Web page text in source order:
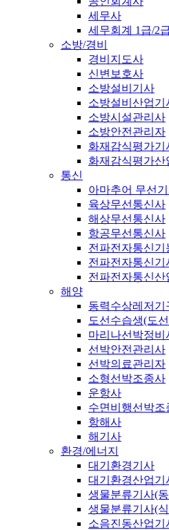
세무사
세무회계 1급/2
소방/경비
경비지도사
신변보호사
소방설비기사
소방설비산업기
소방시설관리사
소방안전관리자
화재감식평가기
화재감식평가산
통신
아마추어 무선
육상무선통신사
해상무선통신사
항공무선통신사
전파전자통신기
전파전자통신기
전파전자통신산
해양
동력수상레저기
도선수습생(도
마리나선박정비
선박안전관리사
선박의료관리자
소형선박조종사
운항사
수면비행선박조
항해사
해기사
환경/에너지
대기환경기사
대기환경산업기
생물분류기사(
생물분류기사(
소음진동산업기